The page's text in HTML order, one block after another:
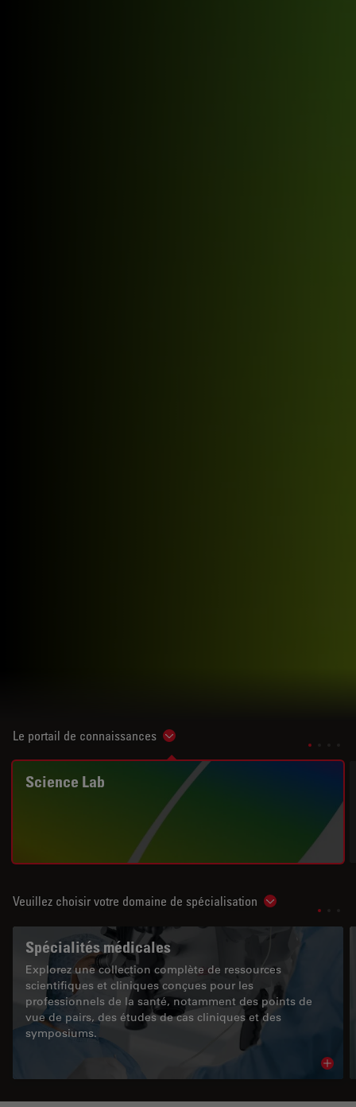
Le portail de connaissances Show subnavigation
Science Lab
Veuillez choisir votre domaine de spécialisation Show
Spécialités médicales
Explorez une collection complète de ressources
scientifiques et cliniques conçues pour les
professionnels de la santé, notamment des points de
vue de pairs, des études de cas cliniques et des
symposiums.